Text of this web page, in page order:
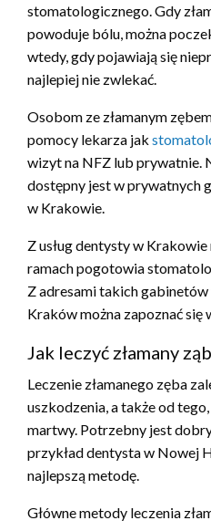
stomatologicznego. Gdy
powoduje bólu, można
wtedy, gdy pojawiają się
najlepiej nie zwlekać.
Osobom ze złamanym
pomocy lekarza jak
wizyt na NFZ lub prywatnie.
dostępny jest w prywatnych
w Krakowie.
Z usług dentysty w
ramach pogotowia
Z adresami takich
Kraków można zapoznać się
Jak leczyć złamany
Leczenie złamanego zęba
uszkodzenia, a także od
martwy. Potrzebny jest
przykład dentysta w Nowej
najlepszą metodę.
Główne metody leczenia